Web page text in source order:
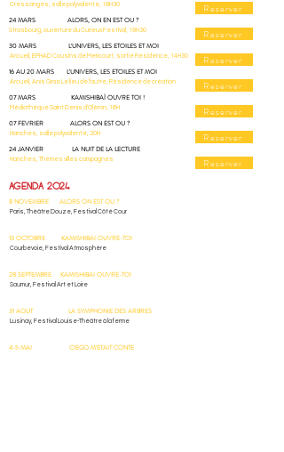
Cressanges, salle polyvalente, 18H30 Reserver
24 MARS ALORS, ON EN EST OU ?
​Strasbourg, ouverture du Curieux Festival, 19H30 Reserver
30 MARS L'UNIVERS, LES ETOILES ET MOI
Arcueil, EPHAD Cousins de Mericourt, sortie Résidence, 14H30 Reserver
16 AU 20 MARS L'UNIVERS, LES ETOILES ET MOI
Arcueil, Anis Gras Le lieu de l'autre, Résidence de création Reserver
07 MARS KAMISHIBAÏ OUVRE TOI !
Médiathèque Saint Denis d'Oléron, 16H Reserver
07 FEVRIER ALORS ON EST OU ?
Hanches, salle polyvalente, 20H Reserver
24 JANVIER LA NUIT DE LA LECTURE
Hanches, Thèmes villes campagnes Reserver
AGENDA 2024
8 NOVEMBRE ALORS ON EST OU ?
Paris, Théâtre Douze, Festival Côté Cour
13 OCTOBRE KAMISHIBAI OUVRE-TOI
Courbevoie, Festival Atmosphère
28 SEPTEMBRE KAMISHIBAI OUVRE-TOI
Saumur, Festival Art et Loire
31 AOUT LA SYMPHONIE DES ARBRES
Lusinay, Festival Louise-Théâtre à la ferme
4-5 MAI CIEGO M'ETAIT CONTE